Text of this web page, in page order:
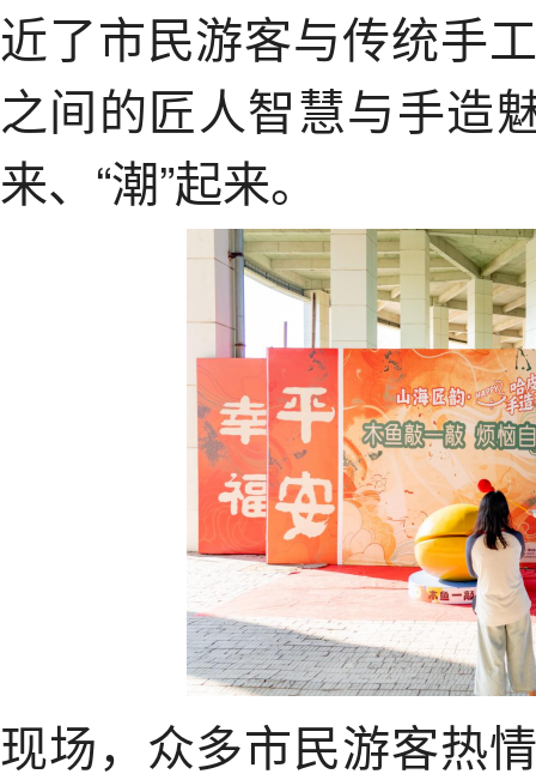
近了市民游客与传统手
之间的匠人智慧与手造
来、“潮”起来。
现场，众多市民游客热